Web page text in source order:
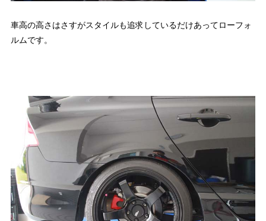
車高の高さはさすがスタイルも追求しているだけあってローフォ
ルムです。